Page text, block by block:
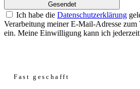
Gesendet
Ich habe die Datenschutzerklärung
Verarbeitung meiner E-Mail-Adresse zum
ein. Meine Einwilligung kann ich
Fast geschafft